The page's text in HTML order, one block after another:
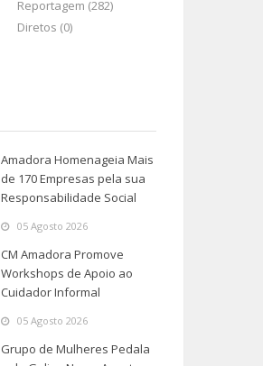
Reportagem (282)
Diretos (0)
Amadora Homenageia Mais
de 170 Empresas pela sua
Responsabilidade Social
05 Agosto 2026
CM Amadora Promove
Workshops de Apoio ao
Cuidador Informal
05 Agosto 2026
Grupo de Mulheres Pedala